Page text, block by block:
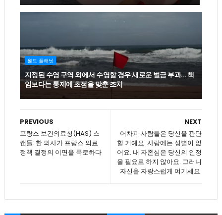
월드 플래닛
지정된 수영 구역 외에서 수영할 경우 새로운 벌금 부과... 책
임보다는 통제에 초점을 맞춘 조치
NEXT
어차피 사람들은 당신을 판단
할 거예요. 사랑에는 성별이 없
어요. 내 자존심은 당신의 인정
을 필요로 하지 않아요. 그러니
자신을 자랑스럽게 여기세요.
PREVIOUS
프랑스 보건의료청(HAS) 스
캔들: 한 의사가 프랑스 의료
정책 결정의 이면을 폭로하다